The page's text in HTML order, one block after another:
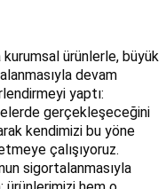
kurumsal ürünlerle, büyük
devam
yaptı:
gerçekleşeceğini
kendimizi bu yöne
çalışıyoruz.
sigortalanmasıyla